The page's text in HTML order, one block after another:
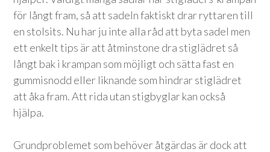
för långt fram, så att sadeln faktiskt drar ryttaren till
en stolsits. Nu har ju inte alla råd att byta sadel men
ett enkelt tips är att åtminstone dra stiglädret så
långt bak i krampan som möjligt och sätta fast en
gummisnodd eller liknande som hindrar stiglädret
att åka fram. Att rida utan stigbyglar kan också
hjälpa.
Grundproblemet som behöver åtgärdas är dock att